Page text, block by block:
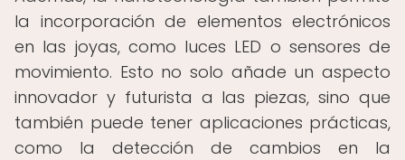
la incorporación de elementos electrónicos
en las joyas, como luces LED o sensores de
movimiento. Esto no solo añade un aspecto
innovador y futurista a las piezas, sino que
también puede tener aplicaciones prácticas,
como la detección de cambios en la